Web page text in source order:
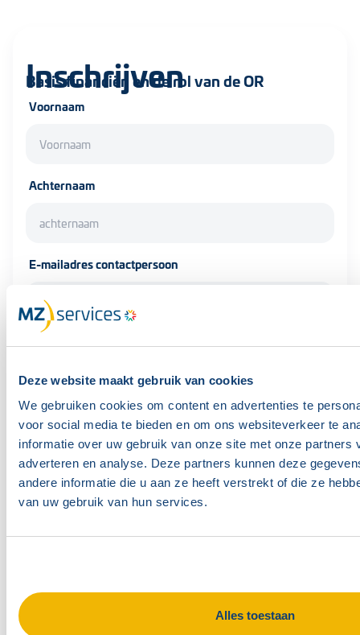
Deze website maakt gebruik van cookies
We gebruiken cookies om content en advertenties te
voor social media te bieden en om ons websiteverkeer te
informatie over uw gebruik van onze site met onze partners
adverteren en analyse. Deze partners kunnen deze
andere informatie die u aan ze heeft verstrekt of die ze
van uw gebruik van hun services.
Alles toestaan
Inschrijven
Basis financiën en de rol van de OR
Voornaam
Achternaam
E-mailadres contactpersoon
Telefoonnummer contactpersoon
E-mailadres facturatie
Kostenplaats